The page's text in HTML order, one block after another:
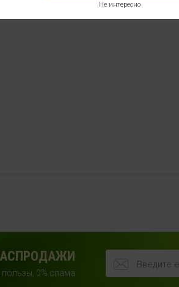
0% спама
Не интересно